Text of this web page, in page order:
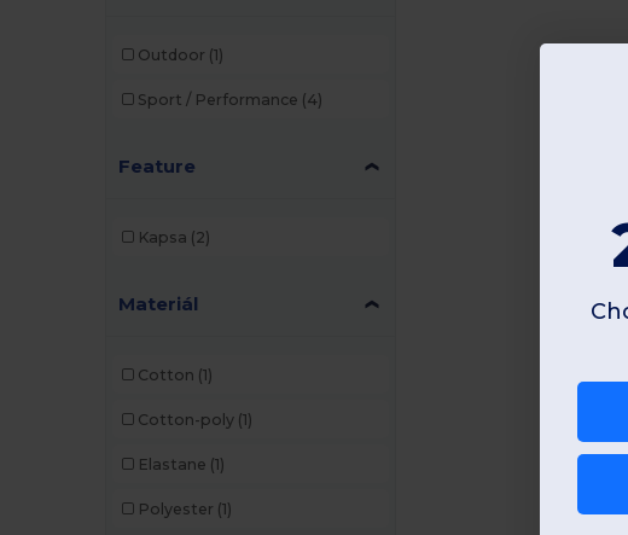
Outdoor (1)
Sport / Performance (4)
Feature
Kapsa (2)
Materiál
Cotton (1)
Cotton-poly (1)
Elastane (1)
Polyester (1)